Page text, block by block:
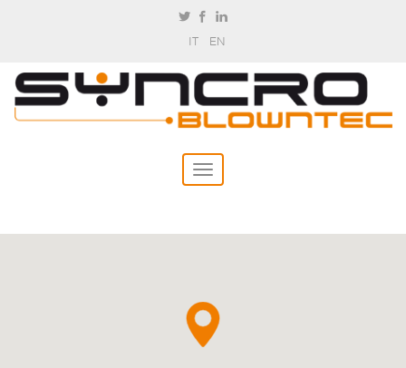
IT EN